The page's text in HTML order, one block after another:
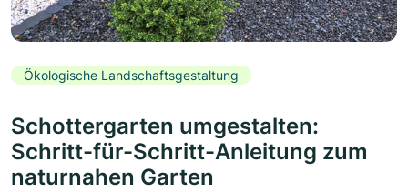
Ökologische Landschaftsgestaltung
Schottergarten umgestalten:
Schritt-für-Schritt-Anleitung zum
naturnahen Garten